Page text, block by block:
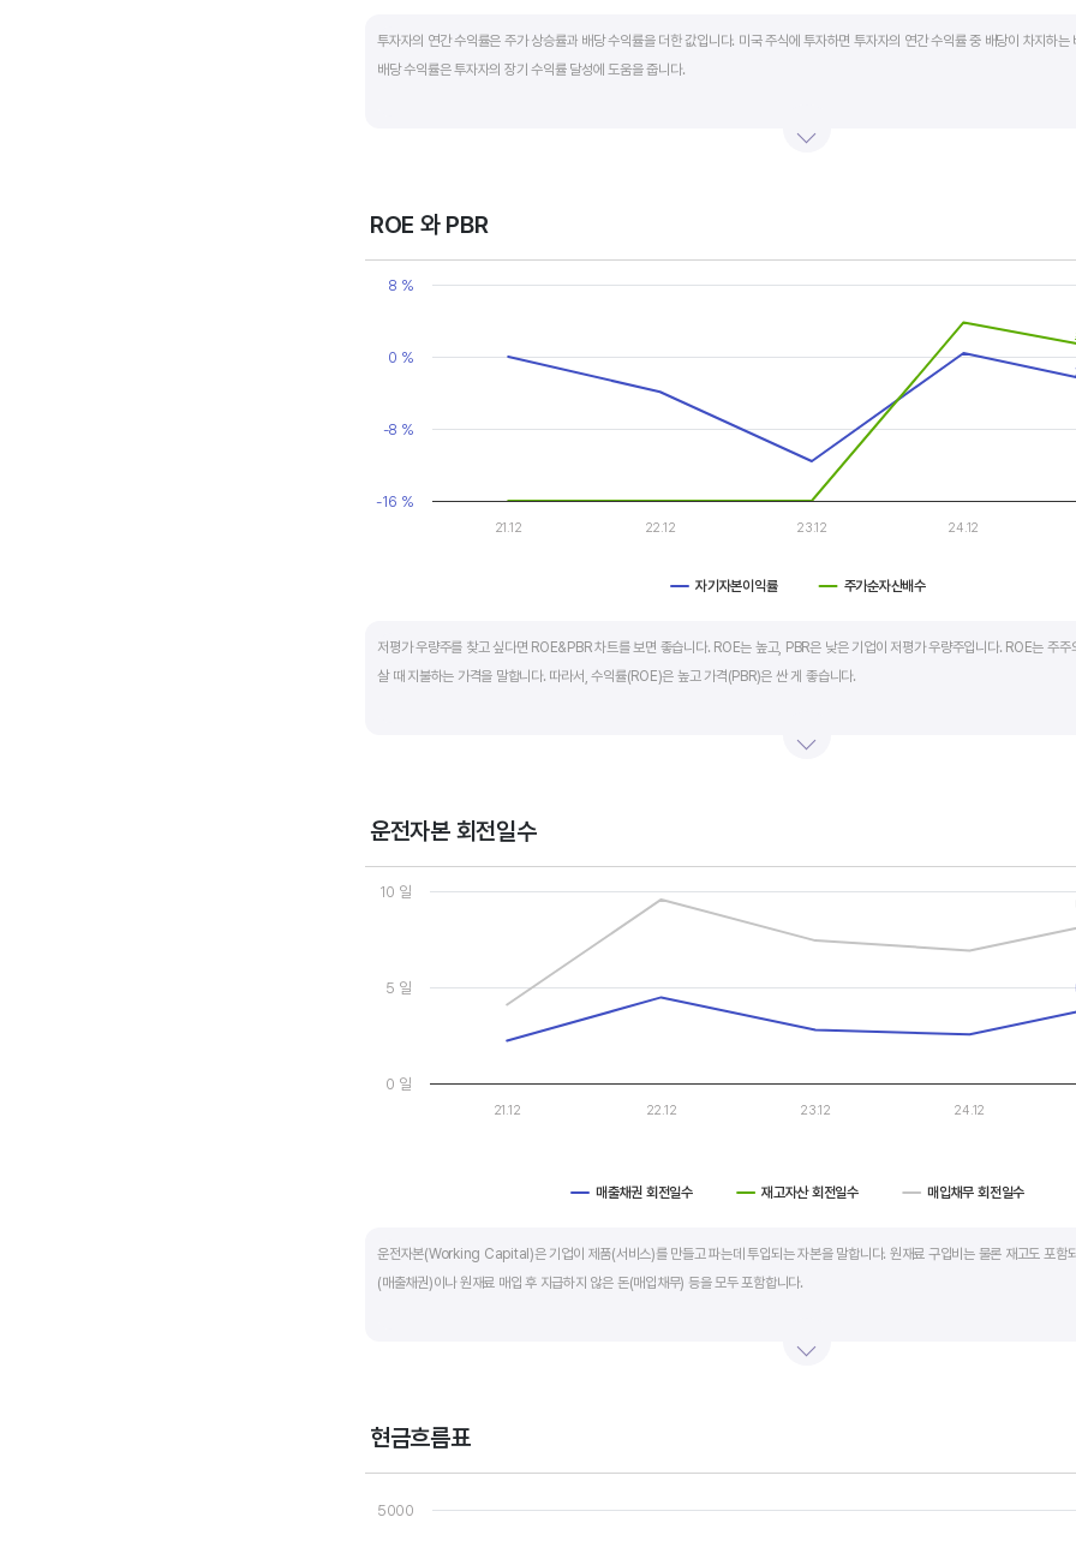
투자자의 연간 수익률은 주가 상승률과 배당 수익률을 더한 값입니다. 미국 주식에 투자하면 투자자의 연간 수익률 중 배당이 차지하
배당 수익률은 투자자의 장기 수익률 달성에 도움을 줍니다.
매력이 있는 기업이고 배당수익률은 높을수록 좋습니다.
ROE 와 PBR
Chart
Line chart with 2 lines.
The chart has 2 Y axes displaying values, and values.
자기자본이익률 주가순자산배수
21.12 22.12 23.12 24.12
-16 %
-8 %
0 %
8 %
저평가 우량주를 찾고 싶다면 ROE&PBR 차트를 보면 좋습니다. ROE는 높고, PBR은 낮은 기업이 저평가 우량주입니다. ROE는 주주
살 때 지불하는 가격을 말합니다. 따라서, 수익률(ROE)은 높고 가격(PBR)은 싼 게 좋습니다.
ROE는 자기자본이익률이라고 하며 (순이익/자본총계)*100% 로 계산합니다. PBR은 주가순자산배수라고 하며 (시가총액/자본총계)
운전자본 회전일수
Chart
Line chart with 3 lines.
The chart has 1 X axis displaying categories.
The chart has 2 Y axes displaying values, and values.
매출채권 회전일수 재고자산 회전일수 매입채무 회전일수
21.12 22.12 23.12 24.12
0 일
5 일
10 일
운전자본(Working Capital)은 기업이 제품(서비스)를 만들고 파는데 투입되는 자본을 말합니다. 원재료 구입비는 물론 재고도 포함
(매출채권)이나 원재료 매입 후 지급하지 않은 돈(매입채무) 등을 모두 포함합니다.
운전자본 회전일수는 낮을 수록 좋습니다. 운전자본 회전일수가 낮으면 회사의 현금 회전이 빠릅니다. 현금 → 원재료 → 제품 → 매출
운전자본 회전일수는 매출채권 회전일수 + 재고자산 회전일수 - 매입채무 회전일수로 계산합니다. 매출채권 회전일수는 제품 판매 후
회수하는데 걸리는 일수를 말하며 낮을수록 좋습니다. 재고자산 회전일수는 원재료를 매입해 생산, 판매할 때까지 걸리는 일수를 말하
현금흐름표
Chart
View as data table, Chart
5000